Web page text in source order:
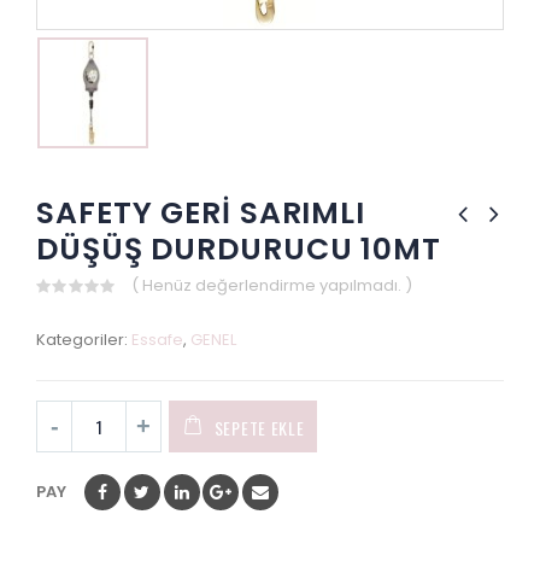
SAFETY GERİ SARIMLI
DÜŞÜŞ DURDURUCU 10MT
of
( Henüz değerlendirme yapılmadı. )
Kategoriler: Essafe, GENEL
SEPETE EKLE
PAY